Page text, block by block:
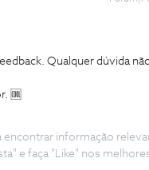
Qualquer dúvida
🆒
encontrar informação
e faça "Like" nos